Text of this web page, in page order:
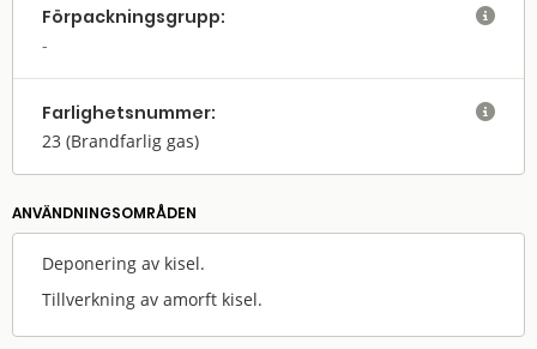
Förpack­nings­grupp: 
Farlighets­nummer:
23 (Brandfarlig gas)

ANVÄNDNINGS­OMRÅDEN
Deponering av kisel.
Tillverkning av amorft kisel.